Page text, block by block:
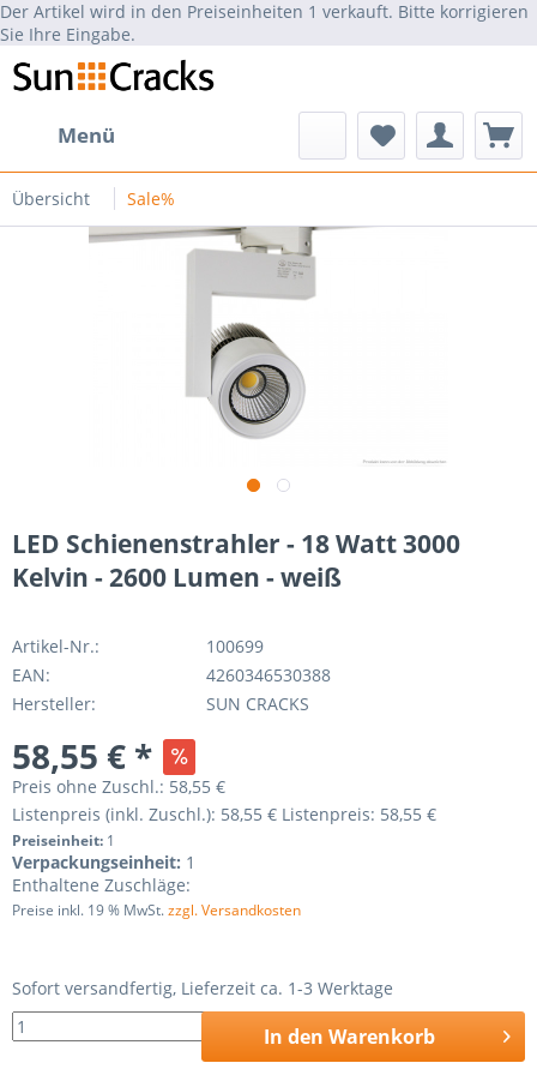
Der Artikel wird in den Preiseinheiten 1 verkauft. Bitte korrigieren
Sie Ihre Eingabe.
Menü
Übersicht Sale%
LED Schienenstrahler - 18 Watt 3000
Kelvin - 2600 Lumen - weiß
Artikel-Nr.:
100699
EAN:
4260346530388
Hersteller:
SUN CRACKS
58,55 € *
Preis ohne Zuschl.: 58,55 €
Listenpreis (inkl. Zuschl.): 58,55 € Listenpreis: 58,55 €
Preiseinheit: 1
Verpackungseinheit: 1
Enthaltene Zuschläge:
Preise inkl. 19 % MwSt.zzgl. Versandkosten
Sofort versandfertig, Lieferzeit ca. 1-3 Werktage
In den Warenkorb